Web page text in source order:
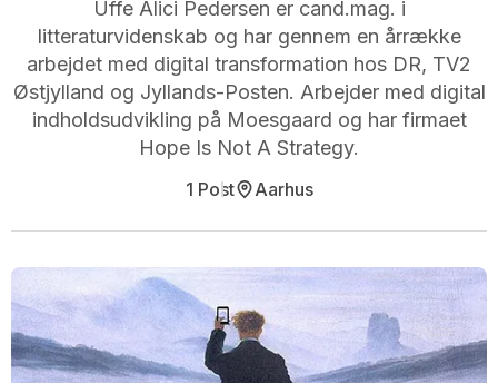
Uffe Alici Pedersen er cand.mag. i
litteraturvidenskab og har gennem en årrække
arbejdet med digital transformation hos DR, TV2
Østjylland og Jyllands-Posten. Arbejder med digital
indholdsudvikling på Moesgaard og har firmaet
Hope Is Not A Strategy.
1 Post Aarhus